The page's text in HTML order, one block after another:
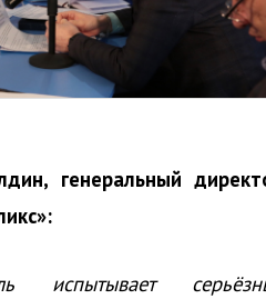
генеральный
испытывает